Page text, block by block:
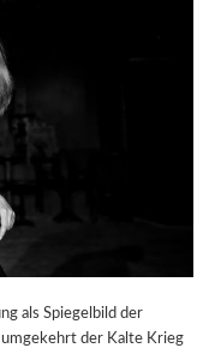
als Spiegelbild der
der Kalte Krieg